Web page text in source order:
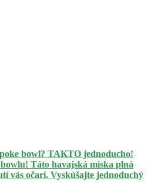
bowl? TAKTO jednoducho!
Táto havajská miska plná
vás očarí. Vyskúšajte jednoduchý